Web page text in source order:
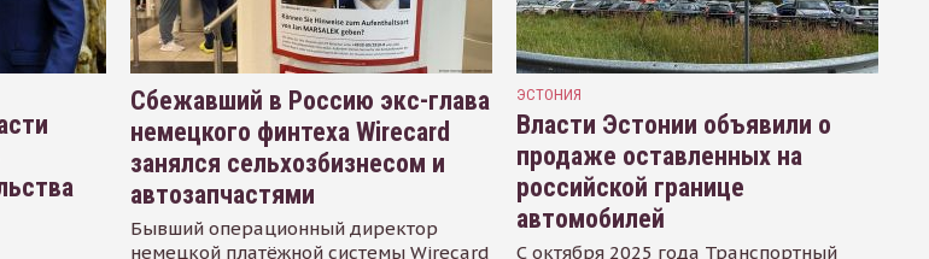
Сбежавший в Россию экс-глава
немецкого финтеха Wirecard
занялся сельхозбизнесом и
автозапчастями
Бывший операционный директор
немецкой платёжной системы Wirecard
ЭСТОНИЯ
Власти Эстонии объявили о
продаже оставленных на
российской границе
автомобилей
С октября 2025 года Транспортный